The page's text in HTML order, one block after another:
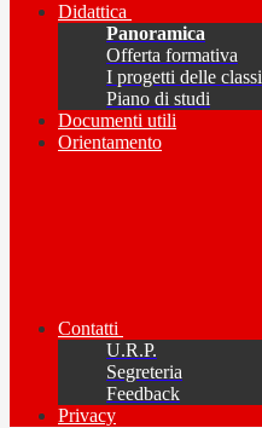
Didattica
Panoramica
Offerta formativa
I progetti delle classi
Piano di studi
Documenti utili
Orientamento
Contatti
U.R.P.
Segreteria
Feedback
Privacy